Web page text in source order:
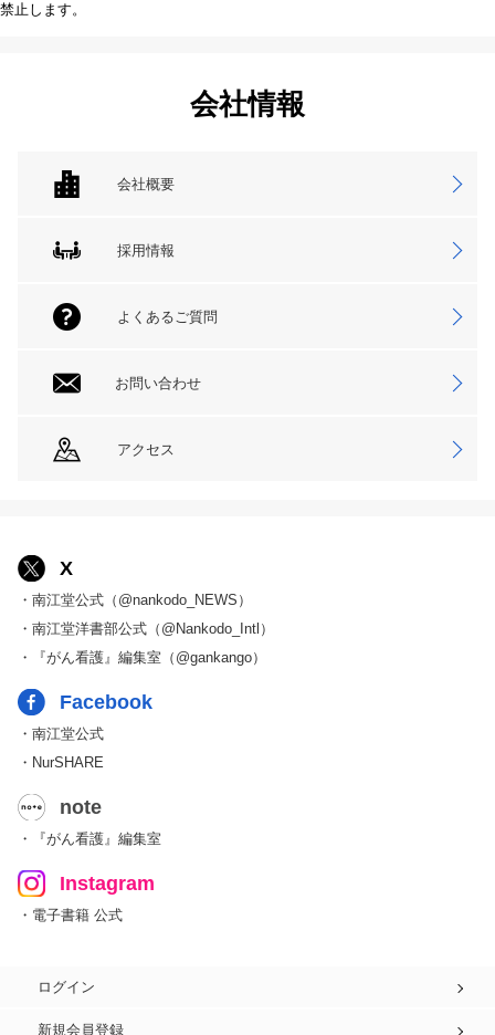
禁止します。
会社情報
会社概要
採用情報
よくあるご質問
お問い合わせ
アクセス
X
・南江堂公式（@nankodo_NEWS）
・南江堂洋書部公式（@Nankodo_Intl）
・『がん看護』編集室（@gankango）
Facebook
・南江堂公式
・NurSHARE
note
・『がん看護』編集室
Instagram
・電子書籍 公式
ログイン
新規会員登録